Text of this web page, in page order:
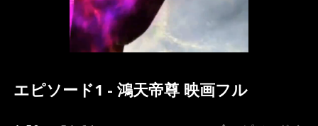
エピソード1 - 鴻天帝尊 映画フル